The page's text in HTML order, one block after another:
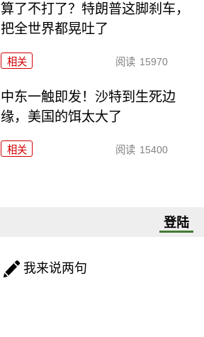
算了不打了？特朗普这脚刹车，
把全世界都晃吐了
相关 阅读 15970
中东一触即发！沙特到生死边
缘，美国的饵太大了
相关 阅读 15400
登陆
我来说两句